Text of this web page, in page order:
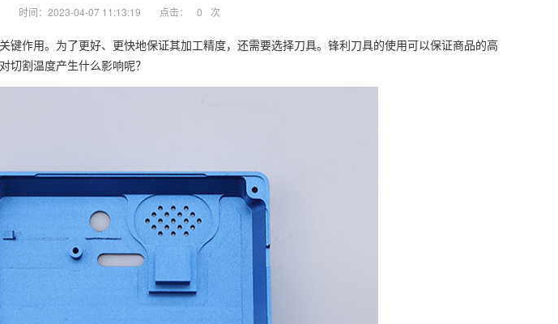
时间：2023-04-07 11:13:19 点击： 0 次
键作用。为了更好、更快地保证其加工精度，还需要选择刀具。锋利刀具的使用可以保证商品的高
切割温度产生什么影响呢？